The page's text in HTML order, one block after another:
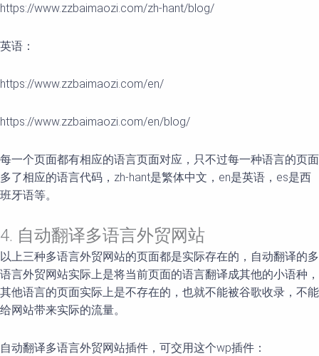
https://www.zzbaimaozi.com/zh-hant/blog/
英语：
https://www.zzbaimaozi.com/en/
https://www.zzbaimaozi.com/en/blog/
每一个页面都有相应的语言页面对应，只不过每一种语言的页面
多了相应的语言代码，zh-hant是繁体中文，en是英语，es是西
班牙语等。
4. 自动翻译多语言外贸网站
以上三种多语言外贸网站的页面都是实际存在的，自动翻译的多
语言外贸网站实际上是将当前页面的语言翻译成其他的小语种，
其他语言的页面实际上是不存在的，也就不能被谷歌收录，不能
给网站带来实际的流量。
自动翻译多语言外贸网站插件，可交用这个wp插件：